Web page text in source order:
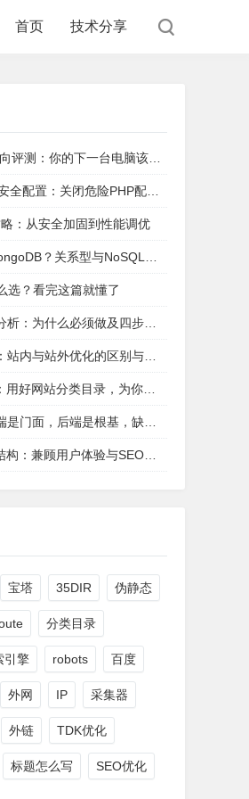
首页 技术分享
测：你的下一台电脑该装哪个？
闭危险PHP配置register_globals和safe_mode
：从安全加固到性能调优
型与NoSQL六大主流数据库核心解析与选型
选？看完这篇就懂了
为什么必须做及四步系统化操作法
与站外优化的区别与协同策略
站分类目录，为你的新站快速引流
门面，后端是根基，缺一不可
顾用户体验与SEO友好的双赢策略
宝塔 35DIR 伪静态
分类目录
引擎 robots 百度
外网 IP 采集器
外链 TDK优化
标题怎么写 SEO优化